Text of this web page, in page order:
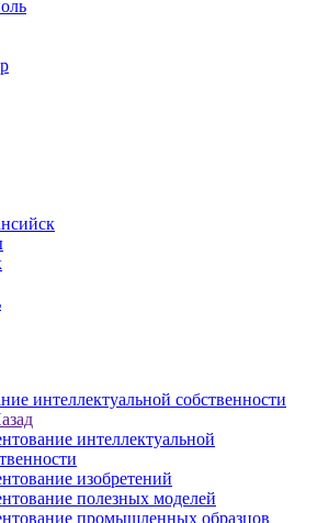
интеллектуальной собственности
интеллектуальной
изобретений
полезных моделей
промышленных образцов